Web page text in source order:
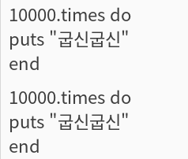
10000.times do
puts "굽신굽신"
end
10000.times do
puts "굽신굽신"
end